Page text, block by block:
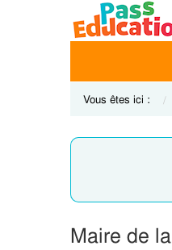
Vous êtes ici :
Maire de